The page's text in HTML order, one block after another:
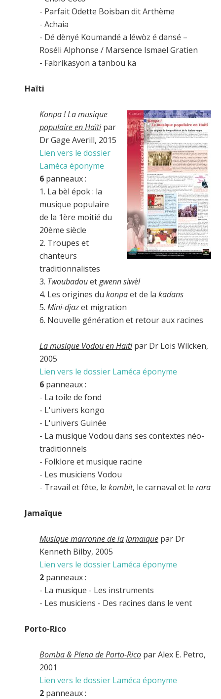
- Parfait Odette Boisban dit Arthème
- Achaia
- Dé dènyé Koumandé a léwòz é dansé –
Roséli Alphonse / Marsence Ismael Gratien
- Fabrikasyon a tanbou ka
Haïti
Konpa ! La musique
populaire en Haïtipar
Dr Gage Averill, 2015
Lien vers le dossier
Laméca éponyme
6 panneaux :
1. La bèl épok : la
musique populaire
de la 1ère moitié du
20ème siècle
2. Troupes et
chanteurs
traditionnalistes
3. Twoubadouetgwenn siwèl
4. Les origines du konpaet de la kadans
5. Mini-djazet migration
6. Nouvelle génération et retour aux racines
La musique Vodou en Haïti par Dr Lois Wilcken,
2005
Lien vers le dossier Laméca éponyme
6 panneaux :
- La toile de fond
- L'univers kongo
- L'univers Guinée
- La musique Vodou dans ses contextes néo-
traditionnels
- Folklore et musique racine
- Les musiciens Vodou
- Travail et fête, le kombit, le carnaval et le rara
Jamaïque
Musique marronne de la Jamaïque par Dr
Kenneth Bilby, 2005
Lien vers le dossier Laméca éponyme
2 panneaux :
- La musique - Les instruments
- Les musiciens - Des racines dans le vent
Porto-Rico
Bomba & Plena de Porto-Rico par Alex E. Petro,
2001
Lien vers le dossier Laméca éponyme
2 panneaux :